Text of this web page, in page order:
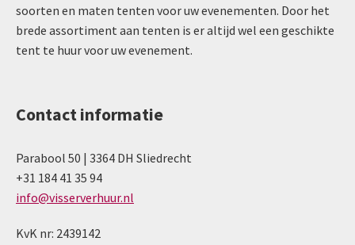
soorten en maten tenten voor uw evenementen. Door het
brede assortiment aan tenten is er altijd wel een geschikte
tent te huur voor uw evenement.
Contact informatie
Parabool 50 | 3364 DH Sliedrecht
+31 184 41 35 94
info@visserverhuur.nl
KvK nr: 2439142